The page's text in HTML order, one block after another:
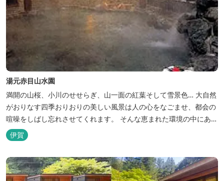
湯元赤目山水園
満開の山桜、小川のせせらぎ、山一面の紅葉そして雪景色… 大自然
がおりなす四季おりおりの美しい風景は人の心をなごませ、都会の
喧噪をしばし忘れさせてくれます。 そんな恵まれた環境の中にあ
る、純和風造りの閑静なたたずまい …それが赤目山水園です。 ま
た、赤目山水園の園内からこんこんと湧き出る天然温泉「赤目温泉
山の湯」は、肌にやさしい美人と健康の湯として大勢のお客様に喜
んでいただいておりま...
伊賀